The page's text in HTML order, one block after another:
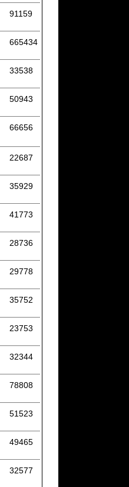
91159
665434
33538
50943
66656
22687
35929
41773
28736
29778
35752
23753
32344
78808
51523
49465
32577